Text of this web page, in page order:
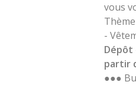
vous
-
Dépôt
partir
●●●